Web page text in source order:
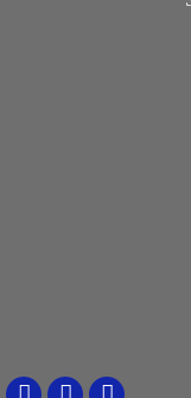
YoutubeFacebook